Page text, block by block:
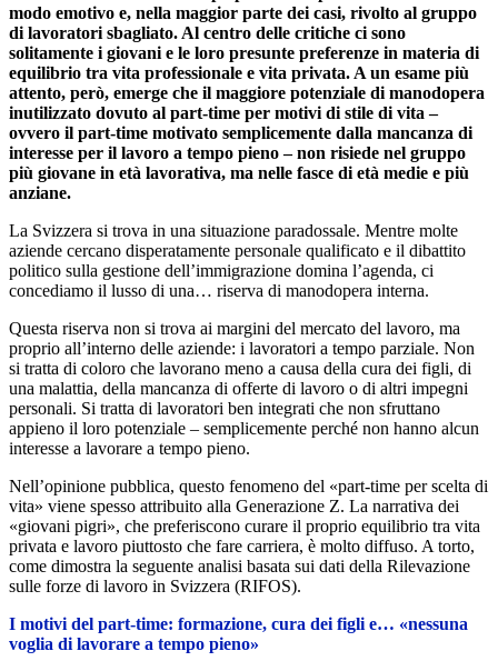
modo emotivo e, nella maggior parte dei casi, rivolto al gruppo
di lavoratori sbagliato. Al centro delle critiche ci sono
solitamente i giovani e le loro presunte preferenze in materia di
equilibrio tra vita professionale e vita privata. A un esame più
attento, però, emerge che il maggiore potenziale di manodopera
inutilizzato dovuto al part-time per motivi di stile di vita –
ovvero il part-time motivato semplicemente dalla mancanza di
interesse per il lavoro a tempo pieno – non risiede nel gruppo
più giovane in età lavorativa, ma nelle fasce di età medie e più
anziane.
La Svizzera si trova in una situazione paradossale. Mentre molte
aziende cercano disperatamente personale qualificato e il dibattito
politico sulla gestione dell’immigrazione domina l’agenda, ci
concediamo il lusso di una… riserva di manodopera interna.
Questa riserva non si trova ai margini del mercato del lavoro, ma
proprio all’interno delle aziende: i lavoratori a tempo parziale. Non
si tratta di coloro che lavorano meno a causa della cura dei figli, di
una malattia, della mancanza di offerte di lavoro o di altri impegni
personali. Si tratta di lavoratori ben integrati che non sfruttano
appieno il loro potenziale – semplicemente perché non hanno alcun
interesse a lavorare a tempo pieno.
Nell’opinione pubblica, questo fenomeno del «part-time per scelta di
vita» viene spesso attribuito alla Generazione Z. La narrativa dei
«giovani pigri», che preferiscono curare il proprio equilibrio tra vita
privata e lavoro piuttosto che fare carriera, è molto diffuso. A torto,
come dimostra la seguente analisi basata sui dati della Rilevazione
sulle forze di lavoro in Svizzera (RIFOS).
I motivi del part-time: formazione, cura dei figli e… «nessuna
voglia di lavorare a tempo pieno»